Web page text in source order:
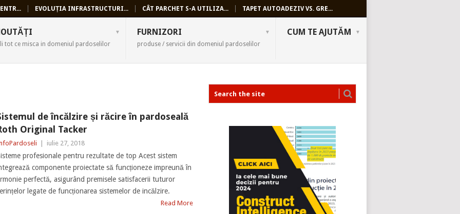
EVOLUȚIA INFRASTRUCTURI... CÂT PARCHET S-A UTILIZA... TAPET AUTOADEZIV VS. GRE...
tot ce misca in domeniul pardoselilor
FURNIZORI
produse / servicii din domeniul pardoselilor
CUM TE AJUTĂM
de încălzire și răcire în pardoseală
Original Tacker
iulie 27, 2018
profesionale pentru rezultate de top Acest sistem
componente proiectate să funcționeze impreună în
perfectă, asigurând premisele satisfacerii tuturor
legate de funcționarea sistemelor de incălzire.
Read More